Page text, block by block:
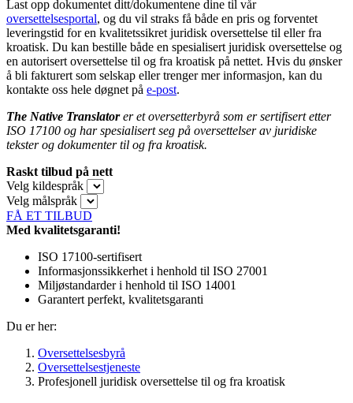
Last opp dokumentet ditt/dokumentene dine til vår
oversettelsesportal, og du vil straks få både en pris og forventet
leveringstid for en kvalitetssikret juridisk oversettelse til eller fra
kroatisk. Du kan bestille både en spesialisert juridisk oversettelse og
en autorisert oversettelse til og fra kroatisk på nettet. Hvis du ønsker
å bli fakturert som selskap eller trenger mer informasjon, kan du
kontakte oss hele døgnet på e-post.
The Native Translatorer et oversetterbyrå som er sertifisert etter
ISO 17100 og har spesialisert seg på oversettelser av juridiske
tekster og dokumenter til og fra kroatisk.
Raskt tilbud på nett
Velg kildespråk
Velg målspråk
FÅ ET TILBUD
Med kvalitetsgaranti!
ISO 17100-sertifisert
Informasjonssikkerhet i henhold til ISO 27001
Miljøstandarder i henhold til ISO 14001
Garantert perfekt, kvalitetsgaranti
Du er her:
Oversettelsesbyrå
Oversettelsestjeneste
Profesjonell juridisk oversettelse til og fra kroatisk